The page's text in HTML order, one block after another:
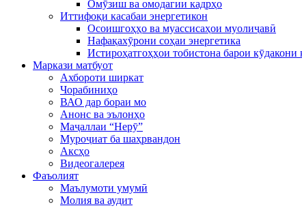
Омӯзиш ва омодагии кадрҳо
Иттифоқи касабаи энергетикон
Осоишгоҳҳо ва муассисаҳои муолиҷавӣ
Нафақахӯрони соҳаи энергетика
Истироҳатгоҳҳои тобистона барои кӯдакони
Маркази матбуот
Ахбороти ширкат
Чорабиниҳо
ВАО дар бораи мо
Анонс ва эълонҳо
Маҷаллаи “Нерӯ”
Муроҷиат ба шаҳрвандон
Аксҳо
Видеогалерея
Фаъолият
Маълумоти умумӣ
Молия ва аудит